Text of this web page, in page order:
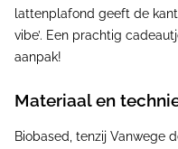
lattenplafond geeft de
vibe’. Een prachtig
aanpak!
Materiaal en
Biobased, tenzij Vanwege